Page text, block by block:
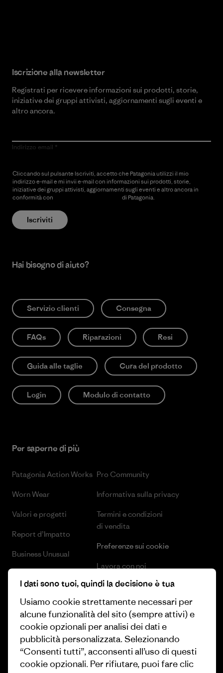
Iscrizione alla newsletter
Registrati per ricevere informazioni sui prodotti, storie,
iniziative dei gruppi attivisti, aggiornamenti sugli eventi e
altro ancora.
Indirizzo email
Cliccando sul pulsante Iscriviti, accetto che Patagonia utilizzi il mio
indirizzo e-mail e mi invii e-mail con informazioni sui prodotti, storie,
iniziative dei gruppi attivisti, aggiornamenti sugli eventi e altro ancora in
conformità con
di Patagonia.
Iscriviti
Hai bisogno di aiuto?
Servizio clienti Consegna
FAQs Riparazioni Resi
Guida alle taglie Cura del prodotto
Login Modulo di contatto
Per saperne di più
Patagonia Action Works
Worn Wear
Valori e progetti
Report d’Impatto
Business Unusual
Come finanziamo
Buoni regalo
Trova un negozio
Pro Community
Informativa sulla privacy
Termini e condizioni
di vendita
Preferenze sui cookie
Lavora con noi
Stampa e media
Industry program
Programma di affiliazione
Patagonia Italia Mappa del sito
I dati sono tuoi, quindi la decisione è tua
Usiamo cookie strettamente necessari per
alcune funzionalità del sito (sempre attivi) e
cookie opzionali per analisi dei dati e
pubblicità personalizzata. Selezionando
“Consenti tutti”, acconsenti all’uso di questi
cookie opzionali. Per rifiutare, puoi fare clic